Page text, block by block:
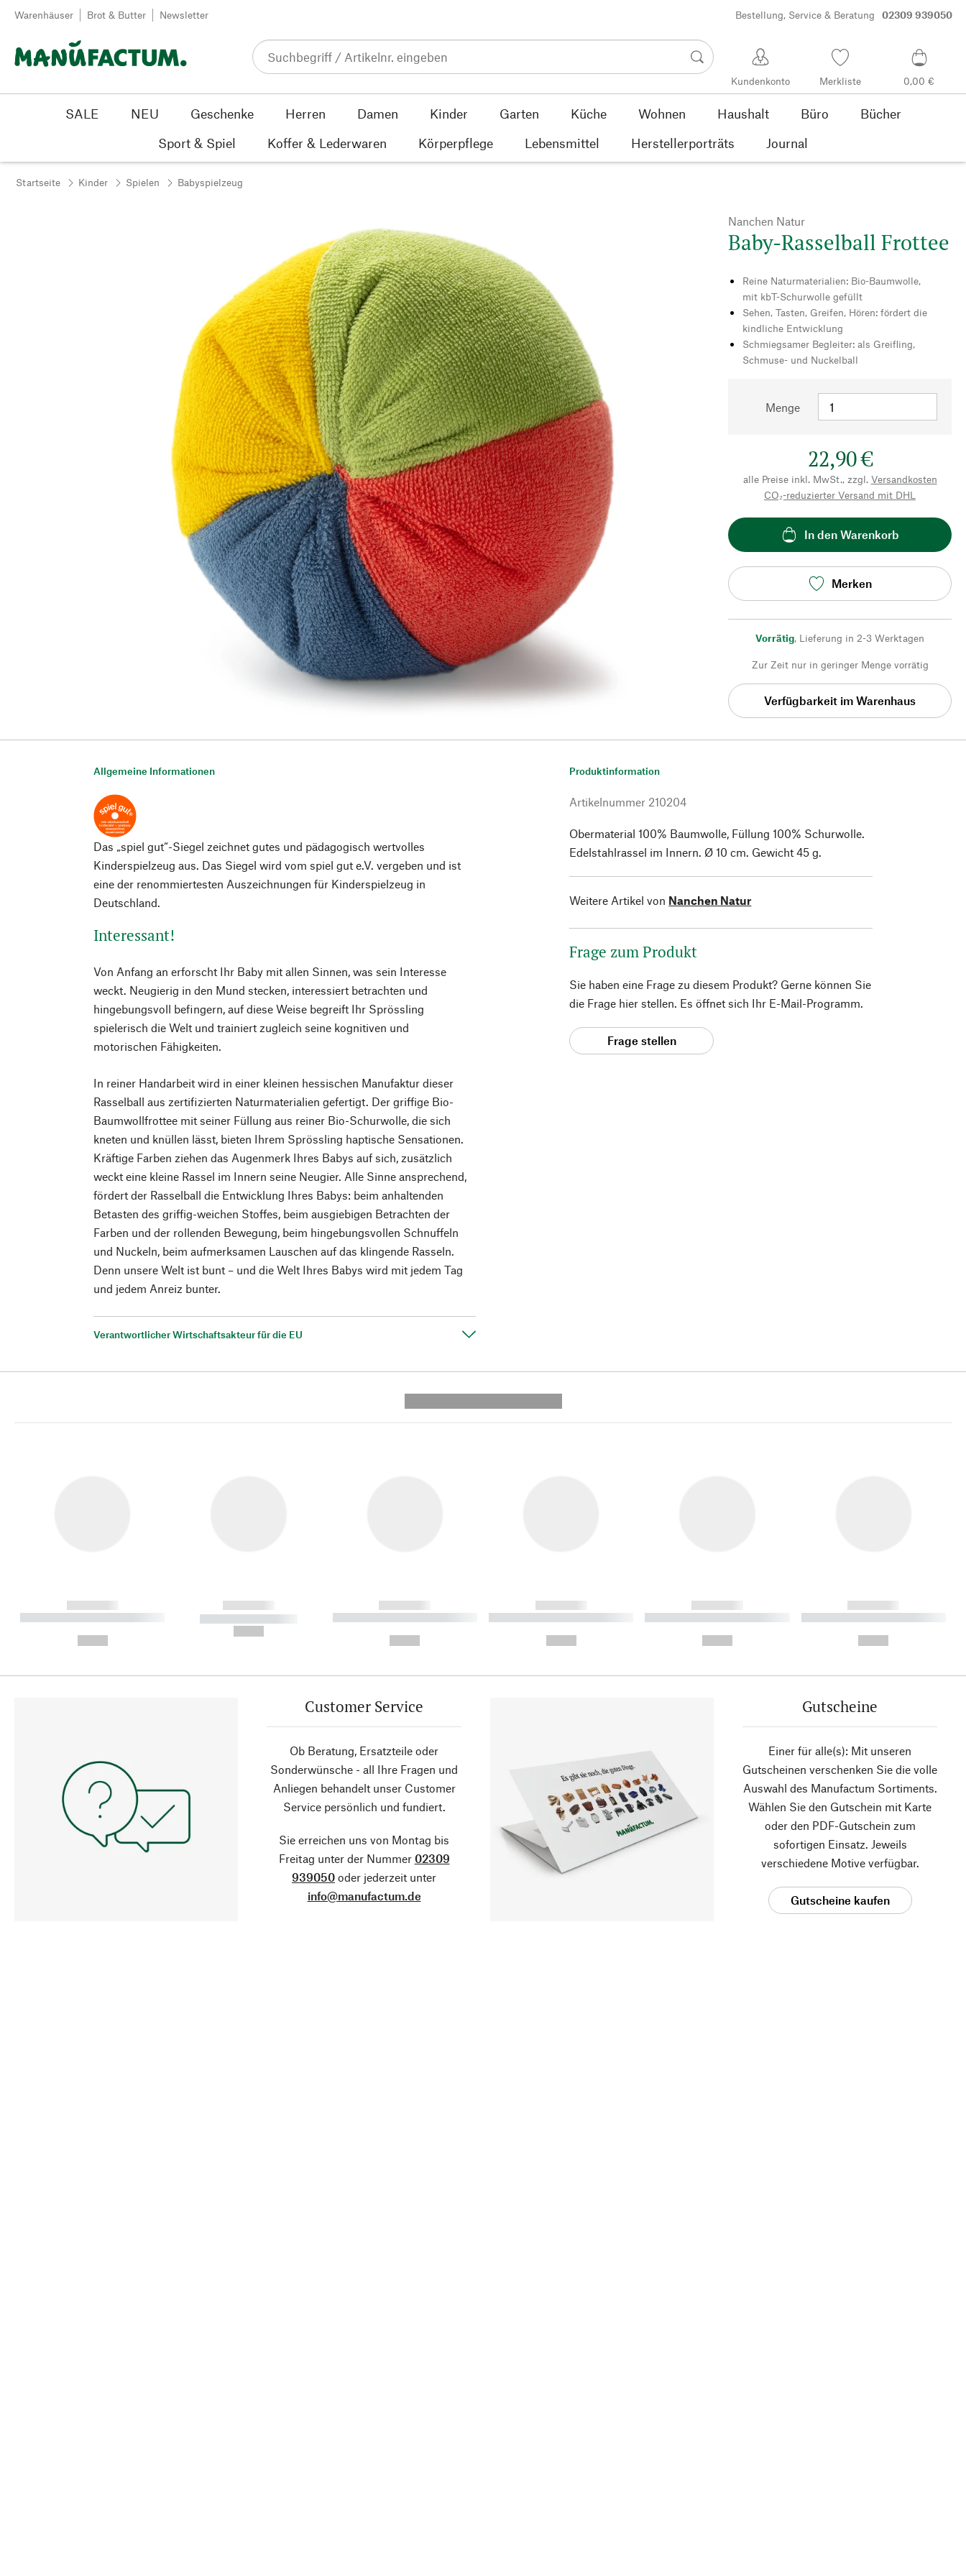
Zum Inhalt springen
Warenhäuser Brot & Butter Newsletter Bestellung, Service & Beratung 02309 939050
Kundenkonto Merkliste 0,00 €
SALE NEU Geschenke Herren Damen Kinder Garten Küche Wohnen Haushalt Büro
Bücher
Sport & Spiel
Koffer & Lederwaren Körperpflege Lebensmittel Herstellerporträts Journal
Startseite Kinder Spielen Babyspielzeug
Nanchen Natur
Baby-Rasselball Frottee
Reine Naturmaterialien: Bio-Baumwolle,
mit kbT-Schurwolle gefüllt
Sehen, Tasten, Greifen, Hören: fördert die
kindliche Entwicklung
Schmiegsamer Begleiter: als Greifling,
Schmuse- und Nuckelball
Menge
22,90 €
alle Preise inkl. MwSt., zzgl. Versandkosten
CO₂-reduzierter Versand mit DHL
In den Warenkorb
Merken
Vorrätig, Lieferung in 2-3 Werktagen
Zur Zeit nur in geringer Menge vorrätig
Verfügbarkeit im Warenhaus
Allgemeine Informationen
Das „spiel gut“-Siegel zeichnet gutes und pädagogisch wertvolles
Kinderspielzeug aus. Das Siegel wird vom spiel gut e.V. vergeben und ist
eine der renommiertesten Auszeichnungen für Kinderspielzeug in
Deutschland.
Interessant!
Von Anfang an erforscht Ihr Baby mit allen Sinnen, was sein Interesse
weckt. Neugierig in den Mund stecken, interessiert betrachten und
hingebungsvoll befingern, auf diese Weise begreift Ihr Sprössling
spielerisch die Welt und trainiert zugleich seine kognitiven und
motorischen Fähigkeiten.
In reiner Handarbeit wird in einer kleinen hessischen Manufaktur dieser
Rasselball aus zertifizierten Naturmaterialien gefertigt. Der griffige Bio-
Baumwollfrottee mit seiner Füllung aus reiner Bio-Schurwolle, die sich
kneten und knüllen lässt, bieten Ihrem Sprössling haptische Sensationen.
Kräftige Farben ziehen das Augenmerk Ihres Babys auf sich, zusätzlich
weckt eine kleine Rassel im Innern seine Neugier. Alle Sinne ansprechend,
fördert der Rasselball die Entwicklung Ihres Babys: beim anhaltenden
Betasten des griffig-weichen Stoffes, beim ausgiebigen Betrachten der
Farben und der rollenden Bewegung, beim hingebungsvollen Schnuffeln
und Nuckeln, beim aufmerksamen Lauschen auf das klingende Rasseln.
Denn unsere Welt ist bunt – und die Welt Ihres Babys wird mit jedem Tag
und jedem Anreiz bunter.
Verantwortlicher Wirtschaftsakteur für die EU
Produktinformation
Artikelnummer 210204
Obermaterial 100% Baumwolle, Füllung 100% Schurwolle.
Edelstahlrassel im Innern. Ø 10 cm. Gewicht 45 g.
Weitere Artikel von Nanchen Natur
Frage zum Produkt
Sie haben eine Frage zu diesem Produkt? Gerne können Sie
die Frage hier stellen. Es öffnet sich Ihr E-Mail-Programm.
Frage stellen
------------
----------- ----------- ----------
------------
----------- -----------
------------
----------- ----------- ----------
------------
----------- ----------- ----------
------------
----------- ----------- ----------
------------
----------- ----------- ----------
Customer Service
Ob Beratung, Ersatzteile oder
Sonderwünsche - all Ihre Fragen und
Anliegen behandelt unser Customer
Service persönlich und fundiert.
Sie erreichen uns von Montag bis
Freitag unter der Nummer 02309
939050 oder jederzeit unter
info@manufactum.de
Gutscheine
Einer für alle(s): Mit unseren
Gutscheinen verschenken Sie die volle
Auswahl des Manufactum Sortiments.
Wählen Sie den Gutschein mit Karte
oder den PDF-Gutschein zum
sofortigen Einsatz. Jeweils
verschiedene Motive verfügbar.
Gutscheine kaufen